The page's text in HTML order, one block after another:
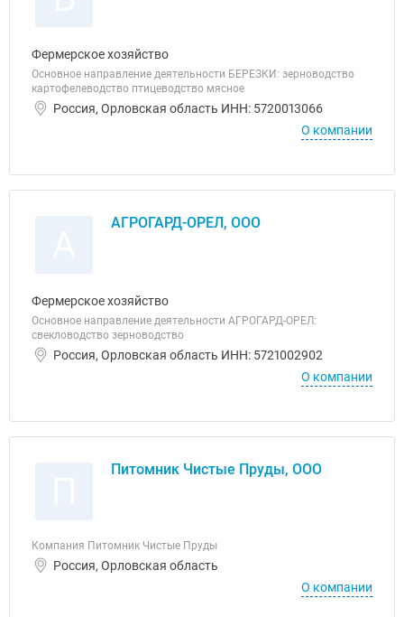
Фермерское хозяйство
Основное направление деятельности БЕРЕЗКИ: зерноводство
картофелеводство птицеводство мясное
Россия, Орловская область ИНН: 5720013066
О компании
АГРОГАРД-ОРЕЛ, ООО
Фермерское хозяйство
Основное направление деятельности АГРОГАРД-ОРЕЛ:
свекловодство зерноводство
Россия, Орловская область ИНН: 5721002902
О компании
Питомник Чистые Пруды, ООО
Компания Питомник Чистые Пруды
Россия, Орловская область
О компании